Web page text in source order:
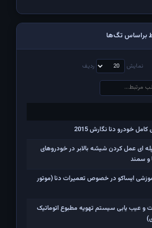
براساس تگ‌ها
نمایش ردیف
خودرو دنا نگارش 2015
ای عمل کردن شیشه بالابر در خودروهای
و سمند
ایساکو در خصوص تعمیرات دنا (موتور
و عیب یابی سیستم تهویه مطبوع اتوماتیک